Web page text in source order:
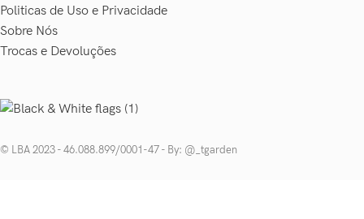
Politicas de Uso e Privacidade
Sobre Nós
Trocas e Devoluções
© LBA 2023 - 46.088.899/0001-47 - By: @_tgarden